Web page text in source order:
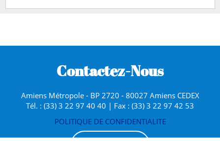
Contactez-Nous
Amiens Métropole - BP 2720 - 80027 Amiens CEDEX
Tél. : (33) 3 22 97 40 40 | Fax : (33) 3 22 97 42 53
POLITIQUE DE CONFIDENTIALITE